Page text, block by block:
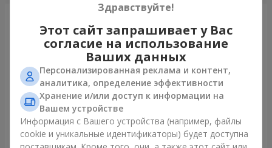
Букет "Tarnis" Монобукет из 9 белых роз
Здравствуйте!
Этот сайт запрашивает у Вас
согласие на использование
Ваших данных
Персонализированная реклама и контент,
аналитика, определение эффективности
Хранение и/или доступ к информации на
Вашем устройстве
Информация с Вашего устройства (например, файлы
cookie и уникальные идентификаторы) будет доступна